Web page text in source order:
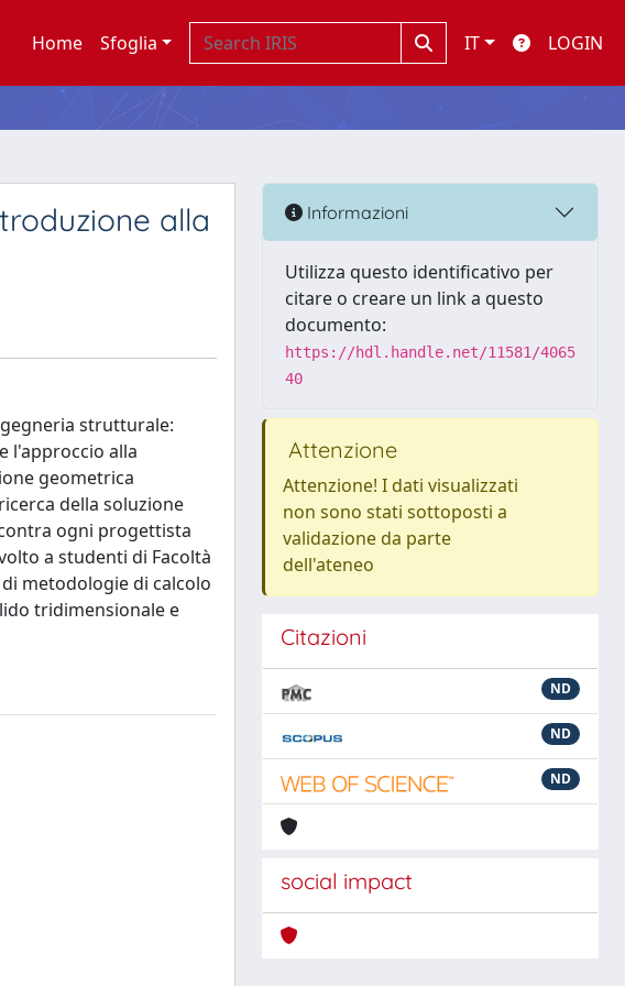
Home Sfoglia IT LOGIN
alla
strutturale:
l'approccio alla
geometrica
della soluzione
ogni progettista
a studenti di Facoltà
metodologie di calcolo
tridimensionale e
Informazioni
Utilizza questo identificativo per
citare o creare un link a questo
documento:
https://hdl.handle.net/11581/4065
40
Attenzione
Attenzione! I dati visualizzati
non sono stati sottoposti a
validazione da parte
dell'ateneo
Citazioni
ND
ND
ND
social impact